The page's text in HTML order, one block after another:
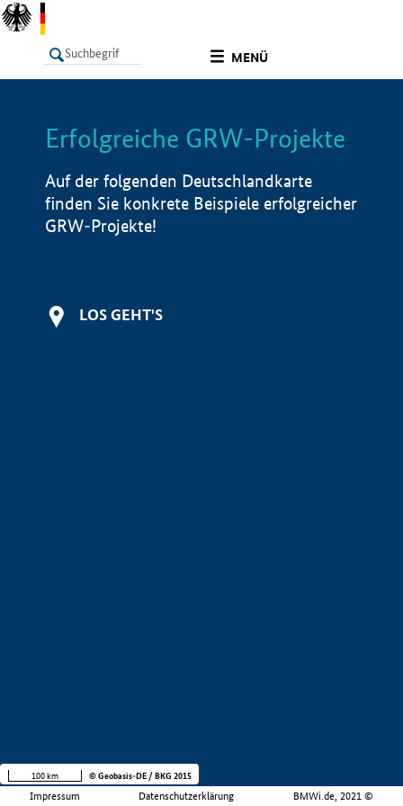
MENÜ
LISTE Info
Erfolgreiche GRW-Projekte
Auf der folgenden Deutschlandkarte
finden Sie konkrete Beispiele erfolgreicher
GRW-Projekte!
LOS GEHT'S
Impressum Datenschutzerklärung BMWi.de, 2021 ©
100 km © Geobasis-DE / BKG 2015